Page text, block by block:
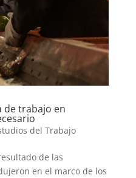
de trabajo en
del Trabajo
de las
en el marco de los